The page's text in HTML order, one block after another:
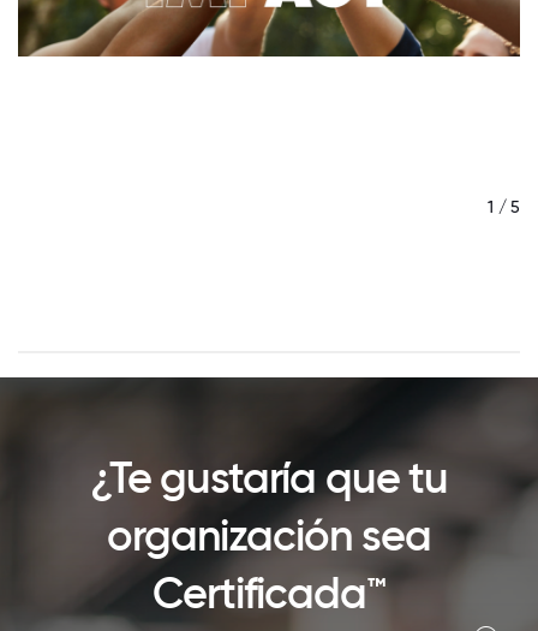
1 / 5
¿Te gustaría que tu
organización sea
Certificada™